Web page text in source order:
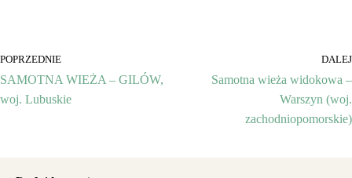
POPRZEDNIE
SAMOTNA WIEŻA – GILÓW,
woj. Lubuskie
DALEJ
Samotna wieża widokowa –
Warszyn (woj.
zachodniopomorskie)